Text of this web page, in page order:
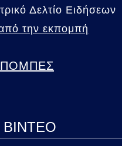
Δελτίο Ειδήσεων
την εκπομπή